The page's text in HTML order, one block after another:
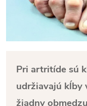
Pri artritíde sú
udržiavajú kĺby
žiadny